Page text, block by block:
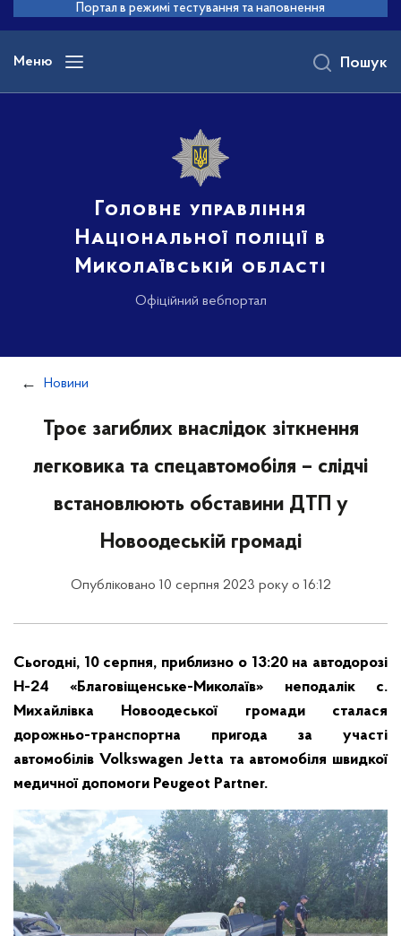
основного
вмісту
Портал в режимі тестування та наповнення
Меню
Головне управління
Національної поліції в
Миколаївській області
Офіційний вебпортал
Пошук
Новини
Троє загиблих внаслідок зіткнення
легковика та спецавтомобіля – слідчі
встановлюють обставини ДТП у
Новоодеській громаді
Опубліковано 10 серпня 2023 року о 16:12
Сьогодні, 10 серпня, приблизно о 13:20 на автодорозі
Н-24 «Благовіщенське-Миколаїв» неподалік с.
Михайлівка Новоодеської громади сталася
дорожньо-транспортна пригода за участі
автомобілів Volkswagen Jetta та автомобіля швидкої
медичної допомоги Peugeot Partner.